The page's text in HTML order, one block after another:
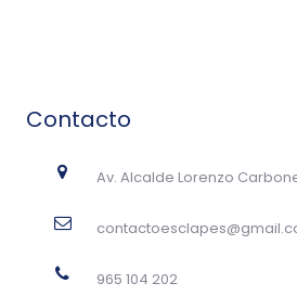
Contacto
Av. Alcalde Lorenzo
965 104 202